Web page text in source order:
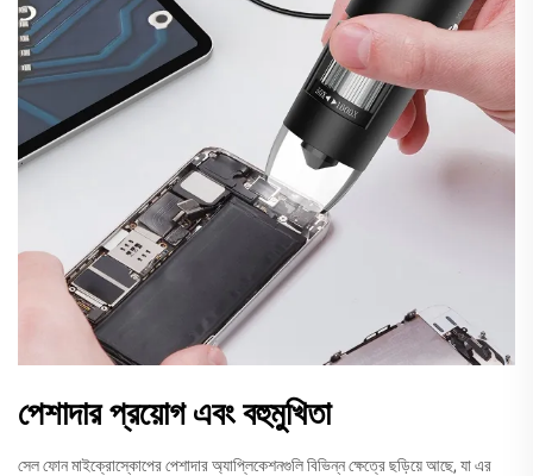
পেশাদার প্রয়োগ এবং বহুমুখিতা
সেল ফোন মাইক্রোস্কোপের পেশাদার অ্যাপ্লিকেশনগুলি বিভিন্ন ক্ষেত্রে ছড়িয়ে আছে, যা এর